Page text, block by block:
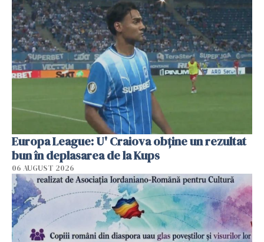
Europa League: U' Craiova obține un rezultat
bun în deplasarea de la Kups
06 AUGUST 2026